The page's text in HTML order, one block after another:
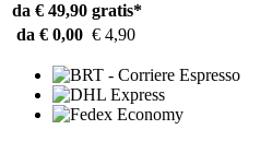
da € 49,90 gratis*
da € 0,00 € 4,90